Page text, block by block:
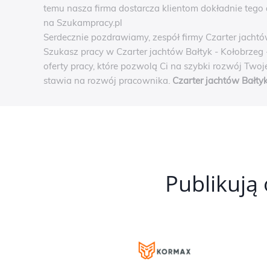
temu nasza firma dostarcza klientom dokładnie
na Szukampracy.pl
Serdecznie pozdrawiamy, zespół firmy Czarter
Szukasz pracy w Czarter jachtów Bałtyk -
oferty pracy, które pozwolą Ci na szybki rozwój
stawia na rozwój pracownika. Czarter jachtów
Publikują